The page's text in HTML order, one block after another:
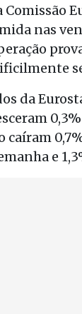
Comissão
nas
da
caíram
e